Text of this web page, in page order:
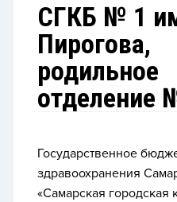
СГКБ № 1
Пирогова,
родильное
отделение
Государственное
здравоохранения
«Самарская городская